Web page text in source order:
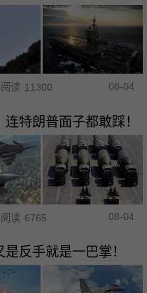
阅读 11300 08-04
特朗普面子都敢踩！
阅读 6765 08-04
反手就是一巴掌！